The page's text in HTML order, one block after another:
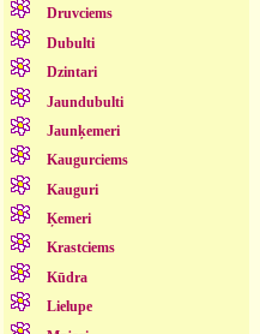
Druvciems
Dubulti
Dzintari
Jaundubulti
Jaunķemeri
Kaugurciems
Kauguri
Ķemeri
Krastciems
Kūdra
Lielupe